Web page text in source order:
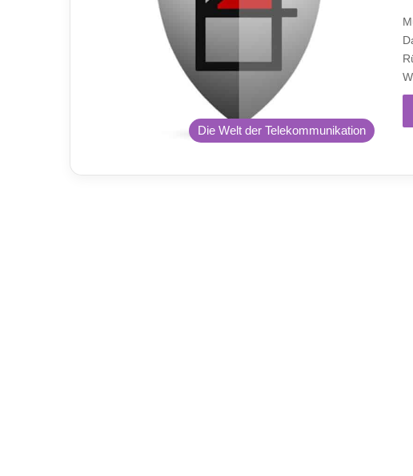
Die Welt der Telekommunikation